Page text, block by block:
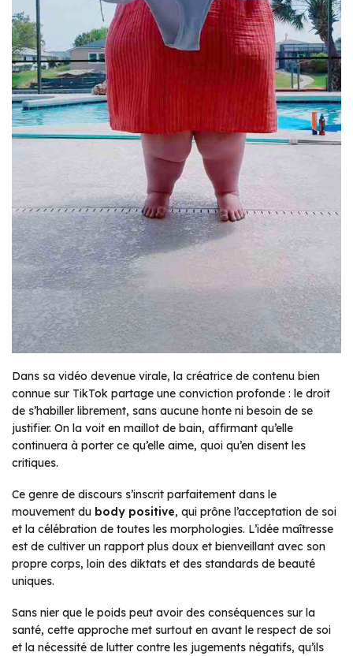
Dans sa vidéo devenue virale, la créatrice de contenu bien
connue sur TikTok partage une conviction profonde : le droit
de s’habiller librement, sans aucune honte ni besoin de se
justifier. On la voit en maillot de bain, affirmant qu’elle
continuera à porter ce qu’elle aime, quoi qu’en disent les
critiques.
Ce genre de discours s’inscrit parfaitement dans le
mouvement du body positive, qui prône l’acceptation de soi
et la célébration de toutes les morphologies. L’idée maîtresse
est de cultiver un rapport plus doux et bienveillant avec son
propre corps, loin des diktats et des standards de beauté
uniques.
Sans nier que le poids peut avoir des conséquences sur la
santé, cette approche met surtout en avant le respect de soi
et la nécessité de lutter contre les jugements négatifs, qu’ils